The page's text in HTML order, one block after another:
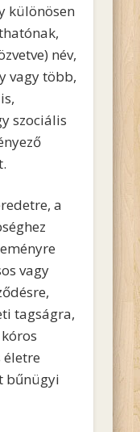
különösen
név,
vagy több,
szociális
a
vagy
tagságra,
életre
bűnügyi